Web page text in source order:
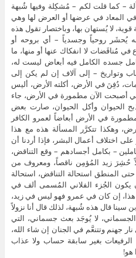
– كما قلت لكم – مُشكِلة وفيها شُبهة
المعاد في عرضها أو العرض لها وهي
لا يُستهان بها، وباختصار تقول هذه
يُحشَر روحياً وجسدياً – أي بروحه أو
مُناقَضات لا انفكاك عنها أو منها، ما
جسده الكامل فيه أبعاض ليست له،
وتواريخ – إلى آلاف إن لم يكن إلى
دُفِنَ في الأرض، أكلته الأرض، أليس
أصبحت الآن مطمورة في الأرض، جاء
الحيوان وأكل الحيوان، صارت بعض
في الأرض أبعاضاً لعمرو الكافر
وهكذا تتكرَّر المسألة هذه مع هذا
اختلاف أعمال البشر، فإذا أردنا أن
– بكامل أجسادهم – وقع التناقض،
حُشِرَ زيد المُؤمِن ناقصاً، ومعروف من
المنطق استحالة التناقض، استحالة
يكون الجُزء الفلاني المُسمى ألف في
إن كان في عمرو فهو ليس في زيد،
قال هذه شُبهة، لذلك قال أنا نزولاً
لا يُوجَد بعث جسماني، التي
جهنم وتتنعَّم في الجنان إن شاء الله،
الرفيعات بغير سابقة حساب ولا عذاب
هو!